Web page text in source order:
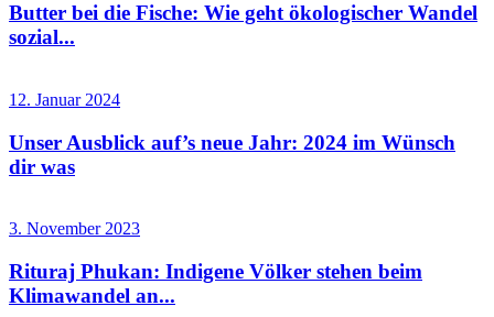
Butter bei die Fische: Wie geht ökologischer Wandel
sozial...
12. Januar 2024
Unser Ausblick auf’s neue Jahr: 2024 im Wünsch
dir was
3. November 2023
Rituraj Phukan: Indigene Völker stehen beim
Klimawandel an...